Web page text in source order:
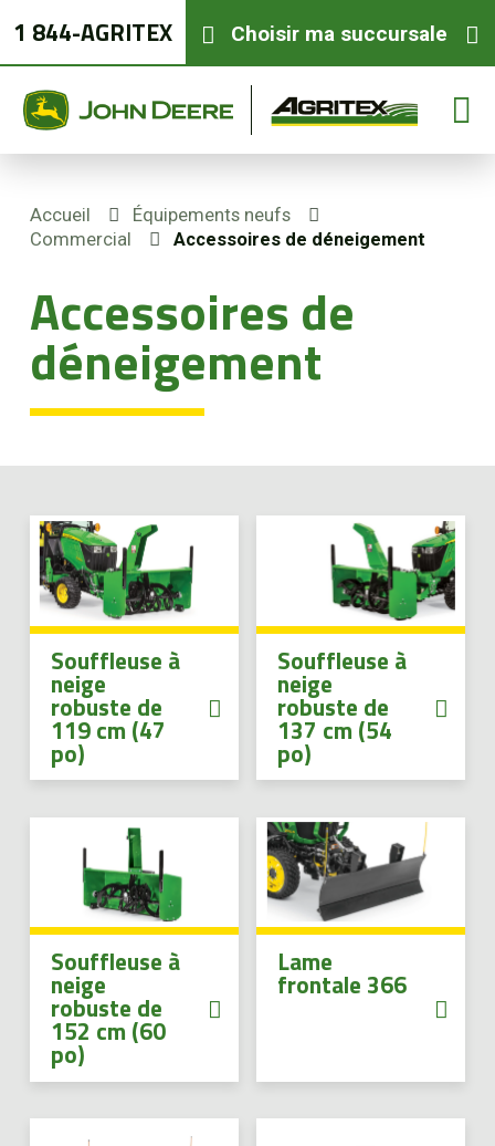
1 844-AGRITEX Choisir ma succursale
Accueil
Équipements neufs
Commercial
Accessoires de déneigement
Accessoires de
déneigement
Souffleuse à
neige
robuste de
119 cm (47
po)
Souffleuse à
neige
robuste de
137 cm (54
po)
Souffleuse à
neige
robuste de
152 cm (60
po)
Lame
frontale 366
Équipements neufs
Équipements usagés
Pièces et services
Agriculture de précision
Boutique
Portail client
À propos
Promotions
Carrières
Actualités
Nous joindre
EN